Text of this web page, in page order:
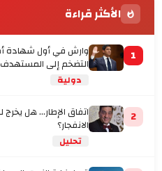
الأكثر قراءة
1
التضخم إلى المستهدف
دولية
2
الانفجار؟
تحليل